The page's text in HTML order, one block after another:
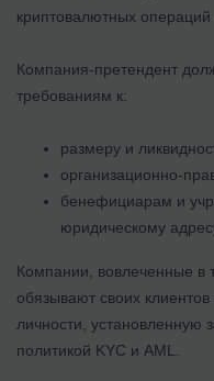
криптовалютных операций
Компания-претендент
требованиям к:
размеру и
организационно-
бенефициарам и
юридическому
Компании, вовлеченные в
обязывают своих
личности, установленную
политикой KYC и AML.